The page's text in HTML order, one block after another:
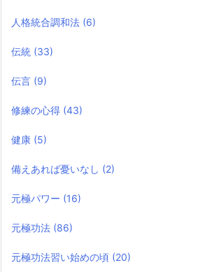
人格統合調和法 (6)
伝統 (33)
伝言 (9)
修練の心得 (43)
健康 (5)
備えあれば憂いなし (2)
元極パワー (16)
元極功法 (86)
元極功法習い始めの頃 (20)